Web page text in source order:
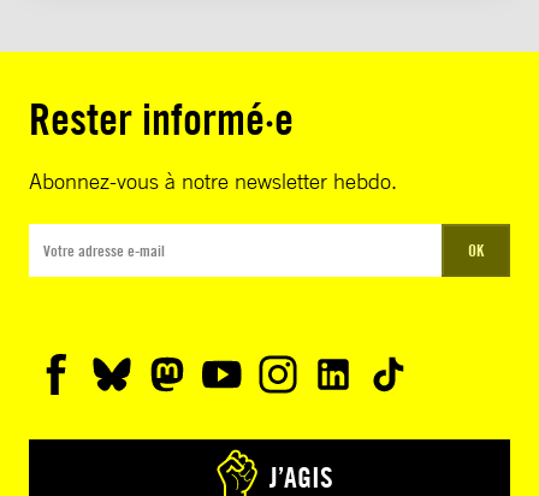
Rester informé·e
Abonnez-vous à notre newsletter hebdo.
OK
J’AGIS